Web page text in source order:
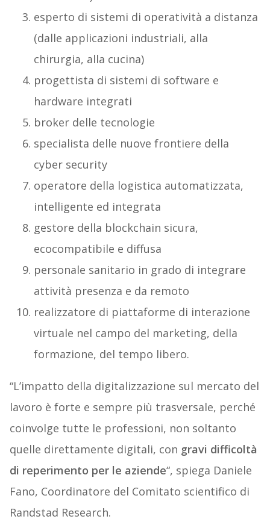
esperto di sistemi di operatività a distanza
(dalle applicazioni industriali, alla
chirurgia, alla cucina)
progettista di sistemi di software e
hardware integrati
broker delle tecnologie
specialista delle nuove frontiere della
cyber security
operatore della logistica automatizzata,
intelligente ed integrata
gestore della blockchain sicura,
ecocompatibile e diffusa
personale sanitario in grado di integrare
attività presenza e da remoto
realizzatore di piattaforme di interazione
virtuale nel campo del marketing, della
formazione, del tempo libero.
“L’impatto della digitalizzazione sul mercato del
lavoro è forte e sempre più trasversale, perché
coinvolge tutte le professioni, non soltanto
quelle direttamente digitali, con gravi difficoltà
di reperimento per le aziende“, spiega Daniele
Fano, Coordinatore del Comitato scientifico di
Randstad Research.